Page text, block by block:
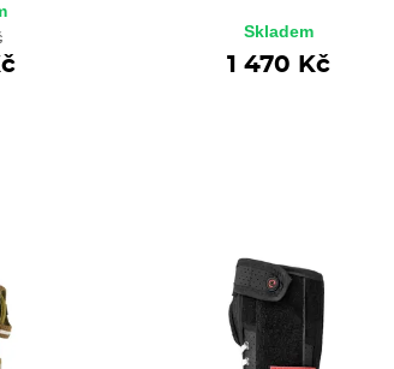
Skladem
1 470 Kč